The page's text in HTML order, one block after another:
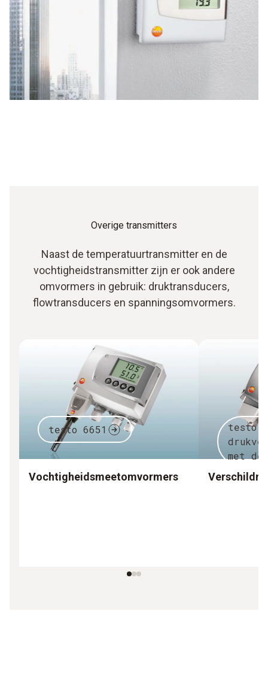
Overige transmitters
Naast de temperatuurtransmitter en de
vochtigheidstransmitter zijn er ook andere
omvormers in gebruik: druktransducers,
flowtransducers en spanningsomvormers.
testo 6651
Vochtigheidsmeetomvormers
testo
met